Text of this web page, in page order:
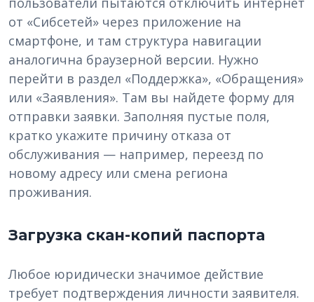
от «Сибсетей» через приложение на
смартфоне, и там структура навигации
аналогична браузерной версии. Нужно
перейти в раздел «Поддержка», «Обращения»
или «Заявления». Там вы найдете форму для
отправки заявки. Заполняя пустые поля,
кратко укажите причину отказа от
обслуживания — например, переезд по
новому адресу или смена региона
проживания.
Загрузка скан-копий паспорта
Любое юридически значимое действие
требует подтверждения личности заявителя.